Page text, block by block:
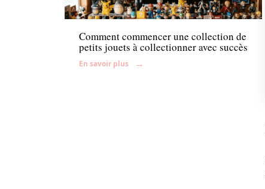
Enfant
Comment commencer une collection de
petits jouets à collectionner avec succès
En savoir plus